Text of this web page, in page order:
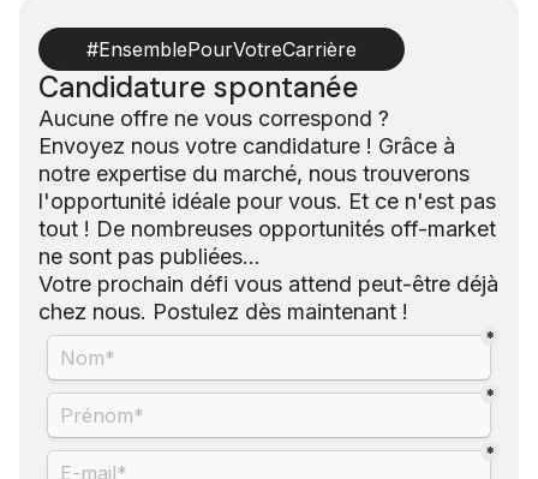
#EnsemblePourVotreCarrière
Candidature spontanée
Aucune offre ne vous correspond ?
Envoyez nous votre candidature ! Grâce à
notre expertise du marché, nous trouverons
l'opportunité idéale pour vous. Et ce n'est pas
tout ! De nombreuses opportunités off-market
ne sont pas publiées...
Votre prochain défi vous attend peut-être déjà
chez nous. Postulez dès maintenant !